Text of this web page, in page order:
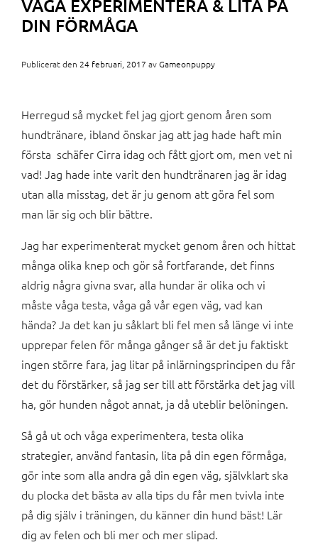
VÅGA EXPERIMENTERA & LITA PÅ
DIN FÖRMÅGA
Publicerat den 24 februari, 2017 avGameonpuppy
Herregud så mycket fel jag gjort genom åren som
hundtränare, ibland önskar jag att jag hade haft min
första schäfer Cirra idag och fått gjort om, men vet ni
vad! Jag hade inte varit den hundtränaren jag är idag
utan alla misstag, det är ju genom att göra fel som
man lär sig och blir bättre.
Jag har experimenterat mycket genom åren och hittat
många olika knep och gör så fortfarande, det finns
aldrig några givna svar, alla hundar är olika och vi
måste våga testa, våga gå vår egen väg, vad kan
hända? Ja det kan ju såklart bli fel men så länge vi inte
upprepar felen för många gånger så är det ju faktiskt
ingen större fara, jag litar på inlärningsprincipen du får
det du förstärker, så jag ser till att förstärka det jag vill
ha, gör hunden något annat, ja då uteblir belöningen.
Så gå ut och våga experimentera, testa olika
strategier, använd fantasin, lita på din egen förmåga,
gör inte som alla andra gå din egen väg, självklart ska
du plocka det bästa av alla tips du får men tvivla inte
på dig själv i träningen, du känner din hund bäst! Lär
dig av felen och bli mer och mer slipad.